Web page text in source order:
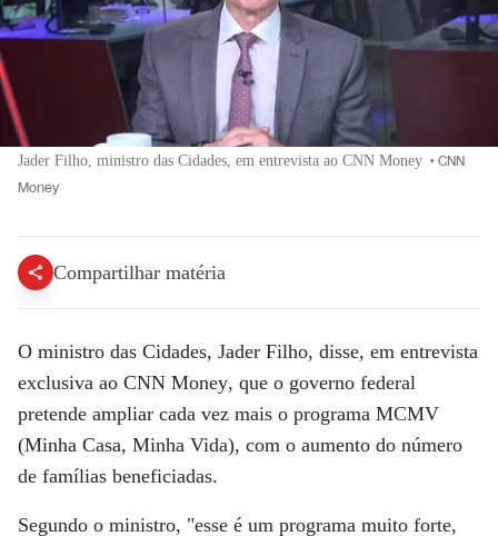
Jader Filho, ministro das Cidades, em entrevista ao CNN Money •CNN
Money
Compartilhar matéria
O ministro das Cidades, Jader Filho, disse, em entrevista
exclusiva ao CNN Money, que o governo federal
pretende ampliar cada vez mais o programa MCMV
(Minha Casa, Minha Vida), com o aumento do número
de famílias beneficiadas.
Segundo o ministro, "esse é um programa muito forte,